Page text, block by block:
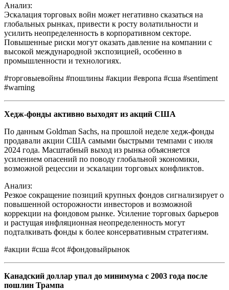
Анализ:
Эскалация торговых войн может негативно сказаться на
глобальных рынках, привести к росту волатильности и
усилить неопределенность в корпоративном секторе.
Повышенные риски могут оказать давление на компании с
высокой международной экспозицией, особенно в
промышленности и технологиях.
#торговыевойны #пошлины #акции #европа #сша #sentiment
#warning
Хедж-фонды активно выходят из акций США
По данным Goldman Sachs, на прошлой неделе хедж-фонды
продавали акции США самыми быстрыми темпами с июля
2024 года. Масштабный выход из рынка объясняется
усилением опасений по поводу глобальной экономики,
возможной рецессии и эскалации торговых конфликтов.
Анализ:
Резкое сокращение позиций крупных фондов сигнализирует о
повышенной осторожности инвесторов и возможной
коррекции на фондовом рынке. Усиление торговых барьеров
и растущая инфляционная неопределенность могут
подталкивать фонды к более консервативным стратегиям.
#акции #сша #cot #фондовыйрынок
Канадский доллар упал до минимума с 2003 года после
пошлин Трампа